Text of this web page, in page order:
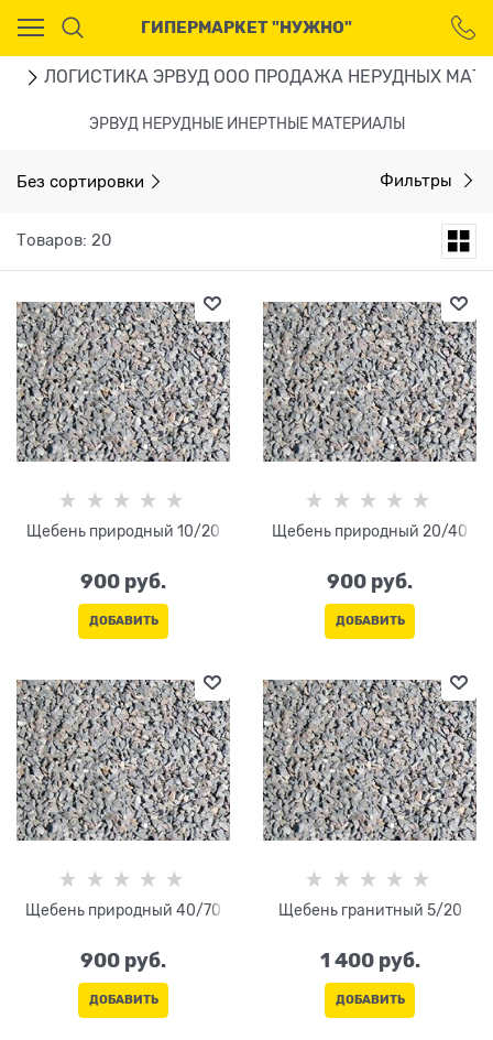
ГИПЕРМАРКЕТ "НУЖНО"
ЛОГИСТИКА ЭРВУД ООО ПРОДАЖА НЕРУДНЫХ
ЭРВУД НЕРУДНЫЕ ИНЕРТНЫЕ МАТЕРИАЛЫ
Без сортировки Фильтры
Товаров: 20
Щебень природный 10/20
900 руб.
ДОБАВИТЬ
Щебень природный 20/40
900 руб.
ДОБАВИТЬ
Щебень природный 40/70
900 руб.
ДОБАВИТЬ
Щебень гранитный 5/20
1 400 руб.
ДОБАВИТЬ
Ваш город - Москва,
угадали?
ДА НЕТ